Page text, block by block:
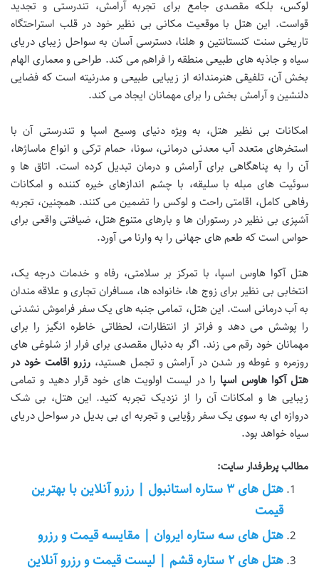
لوکس، بلکه مقصدی جامع برای تجربه آرامش، تندرستی و تجدید
قواست. این هتل با موقعیت مکانی بی نظیر خود در قلب استراحتگاه
تاریخی سنت کنستانتین و هلنا، دسترسی آسان به سواحل زیبای دریای
سیاه و جاذبه های طبیعی منطقه را فراهم می کند. طراحی و معماری الهام
بخش آن، تلفیقی هنرمندانه از زیبایی طبیعی و مدرنیته است که فضایی
دلنشین و آرامش بخش را برای مهمانان ایجاد می کند.
امکانات بی نظیر هتل، به ویژه دنیای وسیع اسپا و تندرستی آن با
استخرهای متعدد آب معدنی درمانی، سونا، حمام ترکی و انواع ماساژها،
آن را به پناهگاهی برای آرامش و درمان تبدیل کرده است. اتاق ها و
سوئیت های مبله با سلیقه، با چشم اندازهای خیره کننده و امکانات
رفاهی کامل، اقامتی راحت و لوکس را تضمین می کنند. همچنین، تجربه
آشپزی بی نظیر در رستوران ها و بارهای متنوع هتل، ضیافتی واقعی برای
حواس است که طعم های جهانی را به وارنا می آورد.
هتل آکوا هاوس اسپا، با تمرکز بر سلامتی، رفاه و خدمات درجه یک،
انتخابی بی نظیر برای زوج ها، خانواده ها، مسافران تجاری و علاقه مندان
به آب درمانی است. این هتل، تمامی جنبه های یک سفر فراموش نشدنی
را پوشش می دهد و فراتر از انتظارات، لحظاتی خاطره انگیز را برای
مهمانان خود رقم می زند. اگر به دنبال مقصدی برای فرار از شلوغی های
روزمره و غوطه ور شدن در آرامش و تجمل هستید، رزرو اقامت خود در
هتل آکوا هاوس اسپا را در لیست اولویت های خود قرار دهید و تمامی
زیبایی ها و امکانات آن را از نزدیک تجربه کنید. این هتل، بی شک
دروازه ای به سوی یک سفر رؤیایی و تجربه ای بی بدیل در سواحل دریای
سیاه خواهد بود.
مطالب پرطرفدار سایت:
هتل های ۳ ستاره استانبول | رزرو آنلاین با بهترین
قیمت
هتل های سه ستاره ایروان | مقایسه قیمت و رزرو
هتل های ۲ ستاره قشم | لیست قیمت و رزرو آنلاین